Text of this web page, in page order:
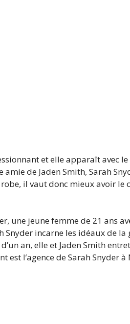
et elle apparaît avec
de Jaden Smith, Sarah
il vaut donc mieux avoir le
une jeune femme de 21 ans
incarne les idéaux de la
an, elle et Jaden Smith
l’agence de Sarah Snyder à